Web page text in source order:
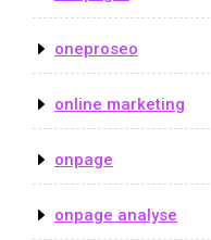
oneproseo
online marketing
onpage
onpage analyse